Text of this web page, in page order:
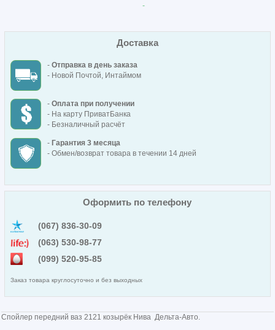
-
Доставка
- Отправка в день заказа
- Новой Почтой, Интаймом
- Оплата при получении
- На карту ПриватБанка
- Безналичный расчёт
- Гарантия 3 месяца
- Обмен/возврат товара в течении 14 дней
Оформить по телефону
(067) 836-30-09
(063) 530-98-77
(099) 520-95-85
Заказ товара круглосуточно и без выходных
Спойлер передний ваз 2121 козырёк Нива Дельта-Авто.